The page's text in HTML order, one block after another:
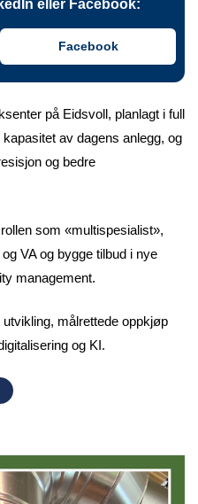
eller Facebook:
Facebook
på Eidsvoll, planlagt i full
av dagens anlegg, og
og bedre
som «multispesialist»,
VA og bygge tilbud i nye
management.
målrettede oppkjøp
og KI.